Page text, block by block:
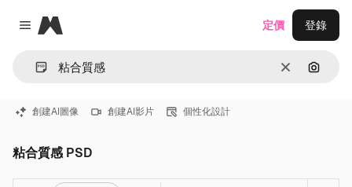
Close menu
Magnific
清除 通過圖
定價 登錄
創建AI圖像 創建AI影片 個性化設計
粘合質感 PSD